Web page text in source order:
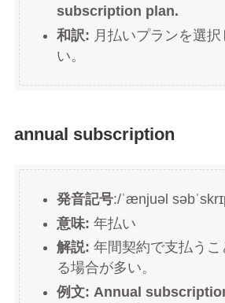
subscription plan.
和訳: 月払いプランを選択
い。
annual subscription
発音記号:/ˈænjuəl
意味: 年払い
解説: 年間契約で支払う
る場合が多い。
例文: Annual